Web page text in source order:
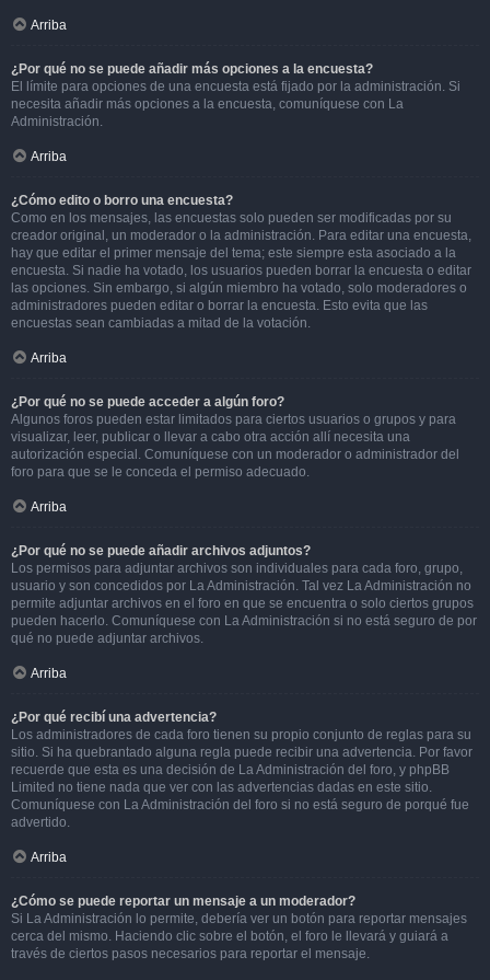
Arriba
¿Por qué no se puede añadir más opciones a la encuesta?
El límite para opciones de una encuesta está fijado por la administración. Si
necesita añadir más opciones a la encuesta, comuníquese con La
Administración.
Arriba
¿Cómo edito o borro una encuesta?
Como en los mensajes, las encuestas solo pueden ser modificadas por su
creador original, un moderador o la administración. Para editar una encuesta,
hay que editar el primer mensaje del tema; este siempre esta asociado a la
encuesta. Si nadie ha votado, los usuarios pueden borrar la encuesta o editar
las opciones. Sin embargo, si algún miembro ha votado, solo moderadores o
administradores pueden editar o borrar la encuesta. Esto evita que las
encuestas sean cambiadas a mitad de la votación.
Arriba
¿Por qué no se puede acceder a algún foro?
Algunos foros pueden estar limitados para ciertos usuarios o grupos y para
visualizar, leer, publicar o llevar a cabo otra acción allí necesita una
autorización especial. Comuníquese con un moderador o administrador del
foro para que se le conceda el permiso adecuado.
Arriba
¿Por qué no se puede añadir archivos adjuntos?
Los permisos para adjuntar archivos son individuales para cada foro, grupo,
usuario y son concedidos por La Administración. Tal vez La Administración no
permite adjuntar archivos en el foro en que se encuentra o solo ciertos grupos
pueden hacerlo. Comuníquese con La Administración si no está seguro de por
qué no puede adjuntar archivos.
Arriba
¿Por qué recibí una advertencia?
Los administradores de cada foro tienen su propio conjunto de reglas para su
sitio. Si ha quebrantado alguna regla puede recibir una advertencia. Por favor
recuerde que esta es una decisión de La Administración del foro, y phpBB
Limited no tiene nada que ver con las advertencias dadas en este sitio.
Comuníquese con La Administración del foro si no está seguro de porqué fue
advertido.
Arriba
¿Cómo se puede reportar un mensaje a un moderador?
Si La Administración lo permite, debería ver un botón para reportar mensajes
cerca del mismo. Haciendo clic sobre el botón, el foro le llevará y guiará a
través de ciertos pasos necesarios para reportar el mensaje.